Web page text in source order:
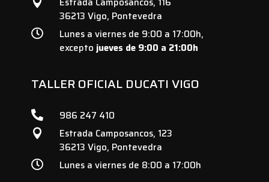
36213 Vigo, Pontevedra

Lunes a viernes de 9:00 a 17:00h,
excepto jueves de 9:00 a 21:00h
TALLER OFICIAL DUCATI VIGO
 986 247 410

Estrada Camposancos, 123
36213 Vigo, Pontevedra
 Lunes a viernes de 8:00 a 17:00h